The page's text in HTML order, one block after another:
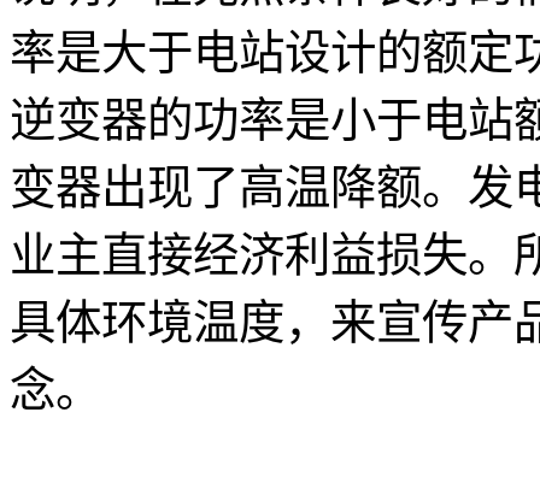
率是大于电站设计的额定
逆变器的功率是小于电站
变器出现了高温降额。发
业主直接经济利益损失。
具体环境温度，来宣传产
念。